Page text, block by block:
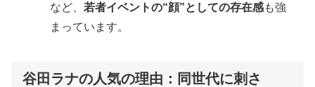
など、 若者イベントの“顔”としての存在感も強
まっています。
谷田ラナの人気の理由：同世代に刺さ